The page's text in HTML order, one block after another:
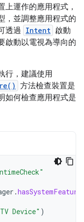
運作的應用程式，
，並調整應用程式的
透過 Intent 啟動
啟動以電視為導向的
行，建議使用
方法檢查裝置是
如何檢查應用程式是
.hasSystemFeature
Device" )